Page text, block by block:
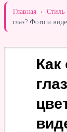
Главная › Стиль
глаз? Фото и
Как